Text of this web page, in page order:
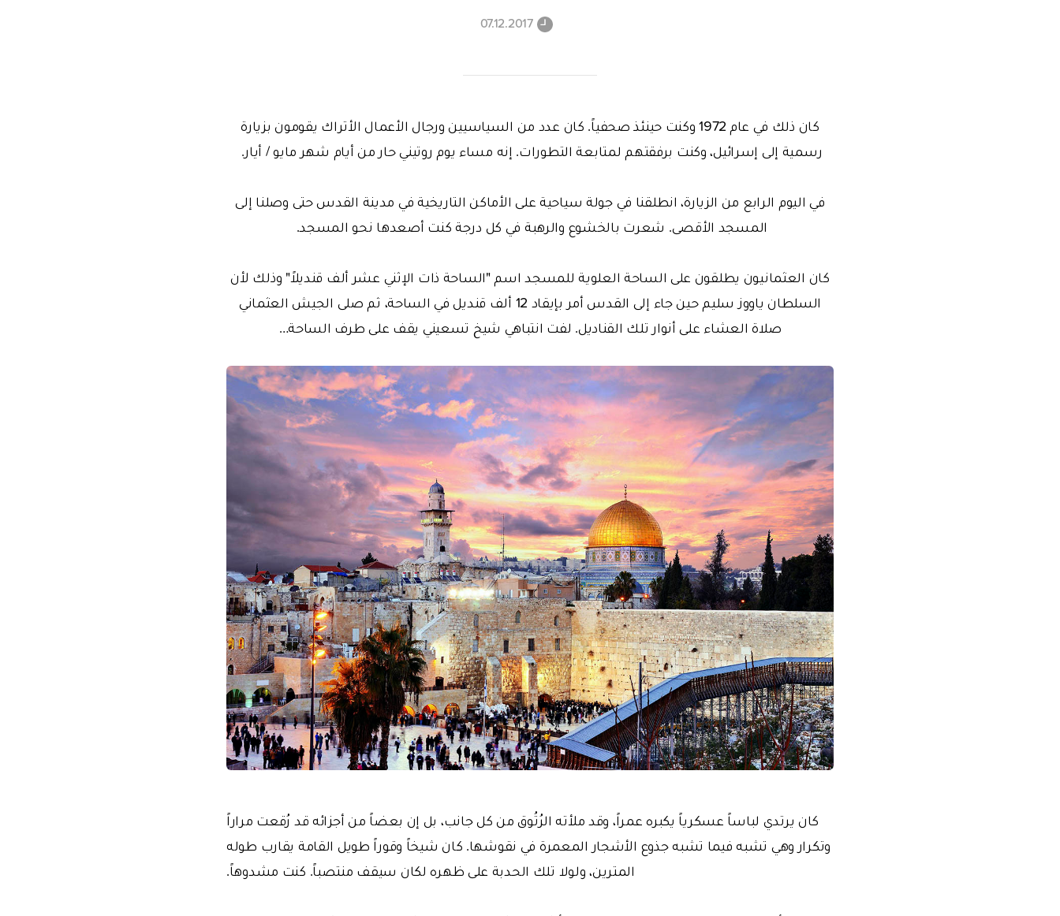
07.12.2017
كان ذلك في عام 1972 وكنت حينئذ صحفياً. كان عدد من السياسيين ورجال الأعمال الأتراك يقومون بزيارة
رسمية إلى إسرائيل، وكنت برفقتهم لمتابعة التطورات. إنه مساء يوم روتيني حار من أيام شهر مايو / أيار.
في اليوم الرابع من الزيارة، انطلقنا في جولة سياحية على الأماكن التاريخية في مدينة القدس حتى وصلنا إلى
المسجد الأقصى. شعرت بالخشوع والرهبة في كل درجة كنت أصعدها نحو المسجد.
كان العثمانيون يطلقون على الساحة العلوية للمسجد اسم "الساحة ذات الإثني عشر ألف قنديلاً" وذلك لأن
السلطان ياووز سليم حين جاء إلى القدس أمر بإيقاد 12 ألف قنديل في الساحة، ثم صلى الجيش العثماني
صلاة العشاء على أنوار تلك القناديل. لفت انتباهي شيخ تسعيني يقف على طرف الساحة…
كان يرتدي لباساً عسكرياً يكبره عمراً، وقد ملأته الرُتُوق من كل جانب، بل إن بعضاً من أجزائه قد رُقعت مراراً
وتكرار وهي تشبه فيما تشبه جذوع الأشجار المعمرة في نقوشها. كان شيخاً وقوراً طويل القامة يقارب طوله
المترين، ولولا تلك الحدبة على ظهره لكان سيقف منتصباً. كنت مشدوهاً.